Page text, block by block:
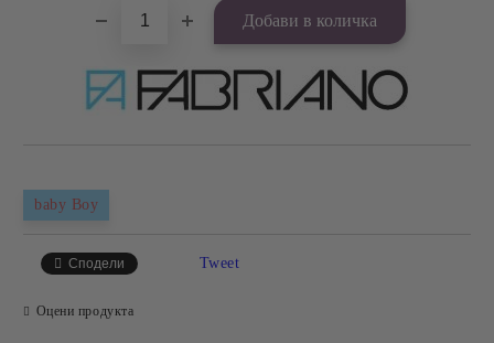
baby Boy
Сподели Tweet
Оцени продукта